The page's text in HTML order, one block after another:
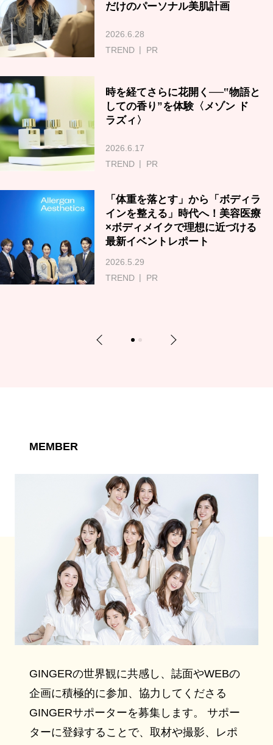
だけのパーソナル美肌計画
2026.6.28
TREND
PR
時を経てさらに花開く──‟物語と
しての香り”を体験〈メゾン ド
ラズィ〉
2026.6.17
TREND
PR
「体重を落とす」から「ボディラ
インを整える」時代へ！美容医療
×ボディメイクで理想に近づける
最新イベントレポート
2026.5.29
TREND
PR
Previous 1 2 Next
MEMBER
GINGERの世界観に共感し、誌面やWEBの
企画に積極的に参加、協力してくださる
GINGERサポーターを募集します。 サポー
ターに登録することで、取材や撮影、レポ